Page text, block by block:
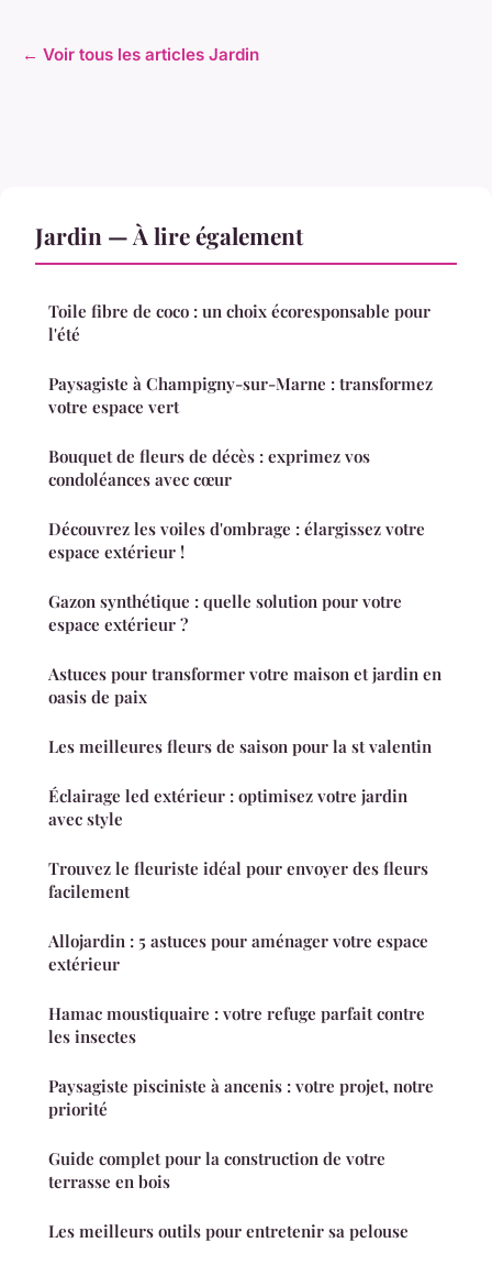
← Voir tous les articles Jardin
Jardin — À lire également
Toile fibre de coco : un choix écoresponsable pour
l'été
Paysagiste à Champigny-sur-Marne : transformez
votre espace vert
Bouquet de fleurs de décès : exprimez vos
condoléances avec cœur
Découvrez les voiles d'ombrage : élargissez votre
espace extérieur !
Gazon synthétique : quelle solution pour votre
espace extérieur ?
Astuces pour transformer votre maison et jardin en
oasis de paix
Les meilleures fleurs de saison pour la st valentin
Éclairage led extérieur : optimisez votre jardin
avec style
Trouvez le fleuriste idéal pour envoyer des fleurs
facilement
Allojardin : 5 astuces pour aménager votre espace
extérieur
Hamac moustiquaire : votre refuge parfait contre
les insectes
Paysagiste pisciniste à ancenis : votre projet, notre
priorité
Guide complet pour la construction de votre
terrasse en bois
Les meilleurs outils pour entretenir sa pelouse